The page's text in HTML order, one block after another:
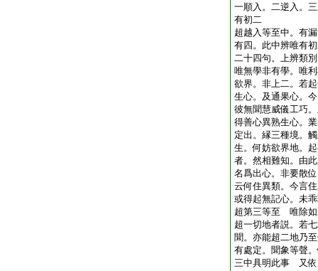
一順入。二逆入。
有初二
超越入等至中。有
有四。此中辨唯有
二十四句。上辨類
唯無學非有學。唯
欲界。非上二。若
生心。及通果心。
彼無聞慧威儀工巧
得善心異熟生心。
定出。縁三種境。
生。何妨欲界地。
者。然相難知。由
名爲出心。非要散
云何住異類。今言
或得起無記心。未
超第三等至 唯除如
超一切地者説。若
聞。亦能超二地乃
有處定。聞象等聲
三中具明此事 又依